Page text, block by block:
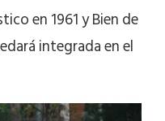
en 1961 y Bien de
integrada en el